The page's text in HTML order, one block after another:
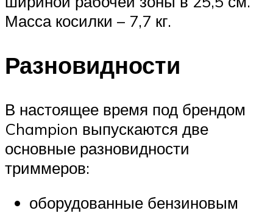
Масса косилки – 7,7 кг.
Разновидности
В настоящее время под брендом
Champion выпускаются две
основные разновидности
триммеров:
оборудованные бензиновым